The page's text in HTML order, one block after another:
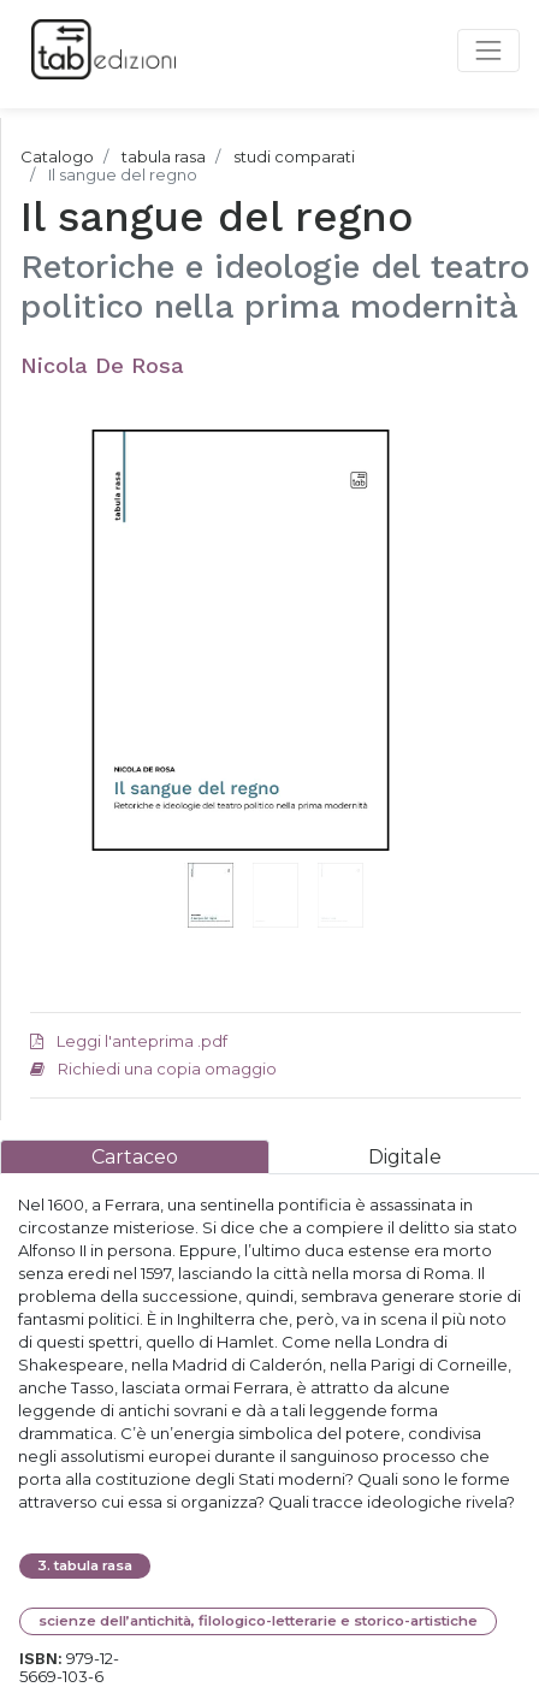
Catalogo tabula rasa
studi comparati
Il sangue del regno
Il sangue del regno
Retoriche e ideologie del teatro
politico nella prima modernità
Nicola De Rosa
Leggi l'anteprima .pdf
Richiedi una copia omaggio
Cartaceo Digitale
Nel 1600, a Ferrara, una sentinella pontificia è assassinata in
circostanze misteriose. Si dice che a compiere il delitto sia stato
Alfonso II in persona. Eppure, l’ultimo duca estense era morto
senza eredi nel 1597, lasciando la città nella morsa di Roma. Il
problema della successione, quindi, sembrava generare storie di
fantasmi politici. È in Inghilterra che, però, va in scena il più noto
di questi spettri, quello di Hamlet. Come nella Londra di
Shakespeare, nella Madrid di Calderón, nella Parigi di Corneille,
anche Tasso, lasciata ormai Ferrara, è attratto da alcune
leggende di antichi sovrani e dà a tali leggende forma
drammatica. C’è un’energia simbolica del potere, condivisa
negli assolutismi europei durante il sanguinoso processo che
porta alla costituzione degli Stati moderni? Quali sono le forme
attraverso cui essa si organizza? Quali tracce ideologiche rivela?
3.tabula rasa
scienze dell’antichità, filologico-letterarie e storico-artistiche
ISBN: 979-12-
5669-103-6